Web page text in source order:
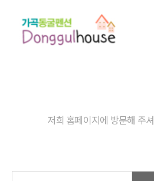
저희 홈페이지에 방문해 주